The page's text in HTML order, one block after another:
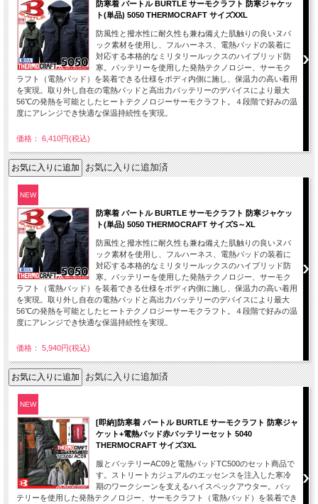
防寒着 バートル BURTLE サーモクラフト 防寒ジャケッ
ト(単品) 5050 THERMOCRAFT サイズXXL
防風性と撥水性に耐久性も兼ね備えた肌触りの良いヌバ
ック素材を使用し、フルハーネス、電熱パッドの装着に
対応する本格的なミリタリールックスのハイブリッド防
寒。バッテリーを使用した発熱テクノロジー、サーモク
ラフト（電熱パッド）を装着できる仕様をボディ内側に施し、保温力の高い着用
を実現。取り外し自在の電熱パッドと高出力バッテリーのデバイスにより最大
56℃の発熱を可能としたヒートテクノロジーサーモクラフト。４段階で好みの温
度にアレンジでき快適な保温持続性を実現。
価格： 6,410円(税込)
お気に入りに追加済
NEW
防寒着 バートル BURTLE サーモクラフト 防寒ジャケッ
ト(単品) 5050 THERMOCRAFT サイズS～XL
防風性と撥水性に耐久性も兼ね備えた肌触りの良いヌバ
ック素材を使用し、フルハーネス、電熱パッドの装着に
対応する本格的なミリタリールックスのハイブリッド防
寒。バッテリーを使用した発熱テクノロジー、サーモク
ラフト（電熱パッド）を装着できる仕様をボディ内側に施し、保温力の高い着用
を実現。取り外し自在の電熱パッドと高出力バッテリーのデバイスにより最大
56℃の発熱を可能としたヒートテクノロジーサーモクラフト。４段階で好みの温
度にアレンジでき快適な保温持続性を実現。
価格： 5,940円(税込)
お気に入りに追加済
NEW
[即納]防寒着 バートル BURTLE サーモクラフト 防寒ジャ
ケット+電熱パッド赤バッテリーセット 5040
THERMOCRAFT サイズ3XL
服とバッテリーAC09と電熱パッドTC500のセット商品で
す。ストリートカジュアルのエッセンスを注入した寒冷
期のワークシーンを支えるハイスペックアウター。バッ
テリーを使用した発熱テクノロジー、サーモクラフト（電熱パッド）を装着でき